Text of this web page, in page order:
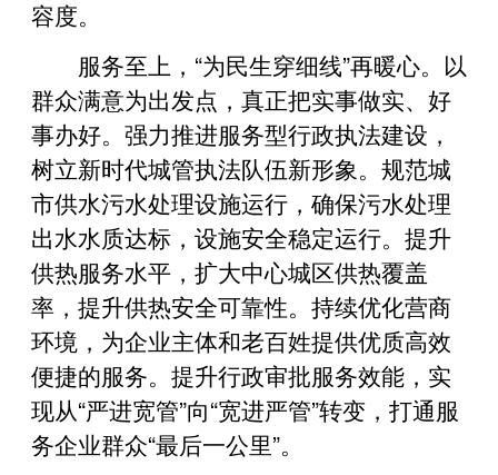
容度。
服务至上，“为民生穿细线”再暖心。以
群众满意为出发点，真正把实事做实、好
事办好。强力推进服务型行政执法建设，
树立新时代城管执法队伍新形象。规范城
市供水污水处理设施运行，确保污水处理
出水水质达标，设施安全稳定运行。提升
供热服务水平，扩大中心城区供热覆盖
率，提升供热安全可靠性。持续优化营商
环境，为企业主体和老百姓提供优质高效
便捷的服务。提升行政审批服务效能，实
现从“严进宽管”向“宽进严管”转变，打通服
务企业群众“最后一公里”。